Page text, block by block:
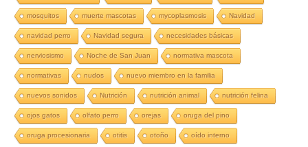
mosquitos muerte mascotas mycoplasmosis Navidad
navidad perro Navidad segura necesidades básicas
nerviosismo Noche de San Juan normativa mascota
normativas nudos nuevo miembro en la familia
nuevos sonidos Nutrición nutrición animal nutrición felina
ojos gatos olfato perro orejas oruga del pino
oruga procesionaria otitis otoño oído interno